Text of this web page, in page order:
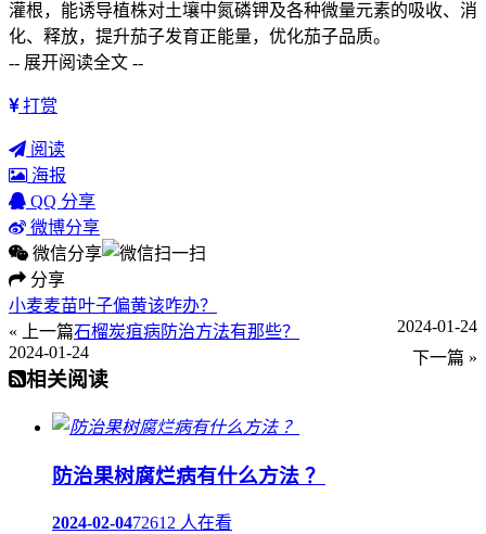
灌根，能诱导植株对土壤中氮磷钾及各种微量元素的吸收、消
化、释放，提升茄子发育正能量，优化茄子品质。
-- 展开阅读全文 --
打赏
阅读
海报
QQ 分享
微博分享
微信分享
分享
小麦麦苗叶子偏黄该咋办？
« 上一篇
2024-01-24
石榴炭疽病防治方法有那些？
下一篇 »
2024-01-24
相关阅读
防治果树腐烂病有什么方法 ？
2024-02-0472612 人在看